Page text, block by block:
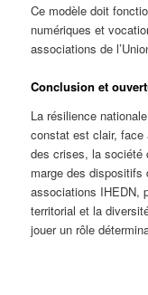
Ce modèle doit
numériques et
associations de
Conclusion et
La résilience
constat est clair,
des crises, la société
marge des dispositifs
associations IHEDN,
territorial et la
jouer un rôle